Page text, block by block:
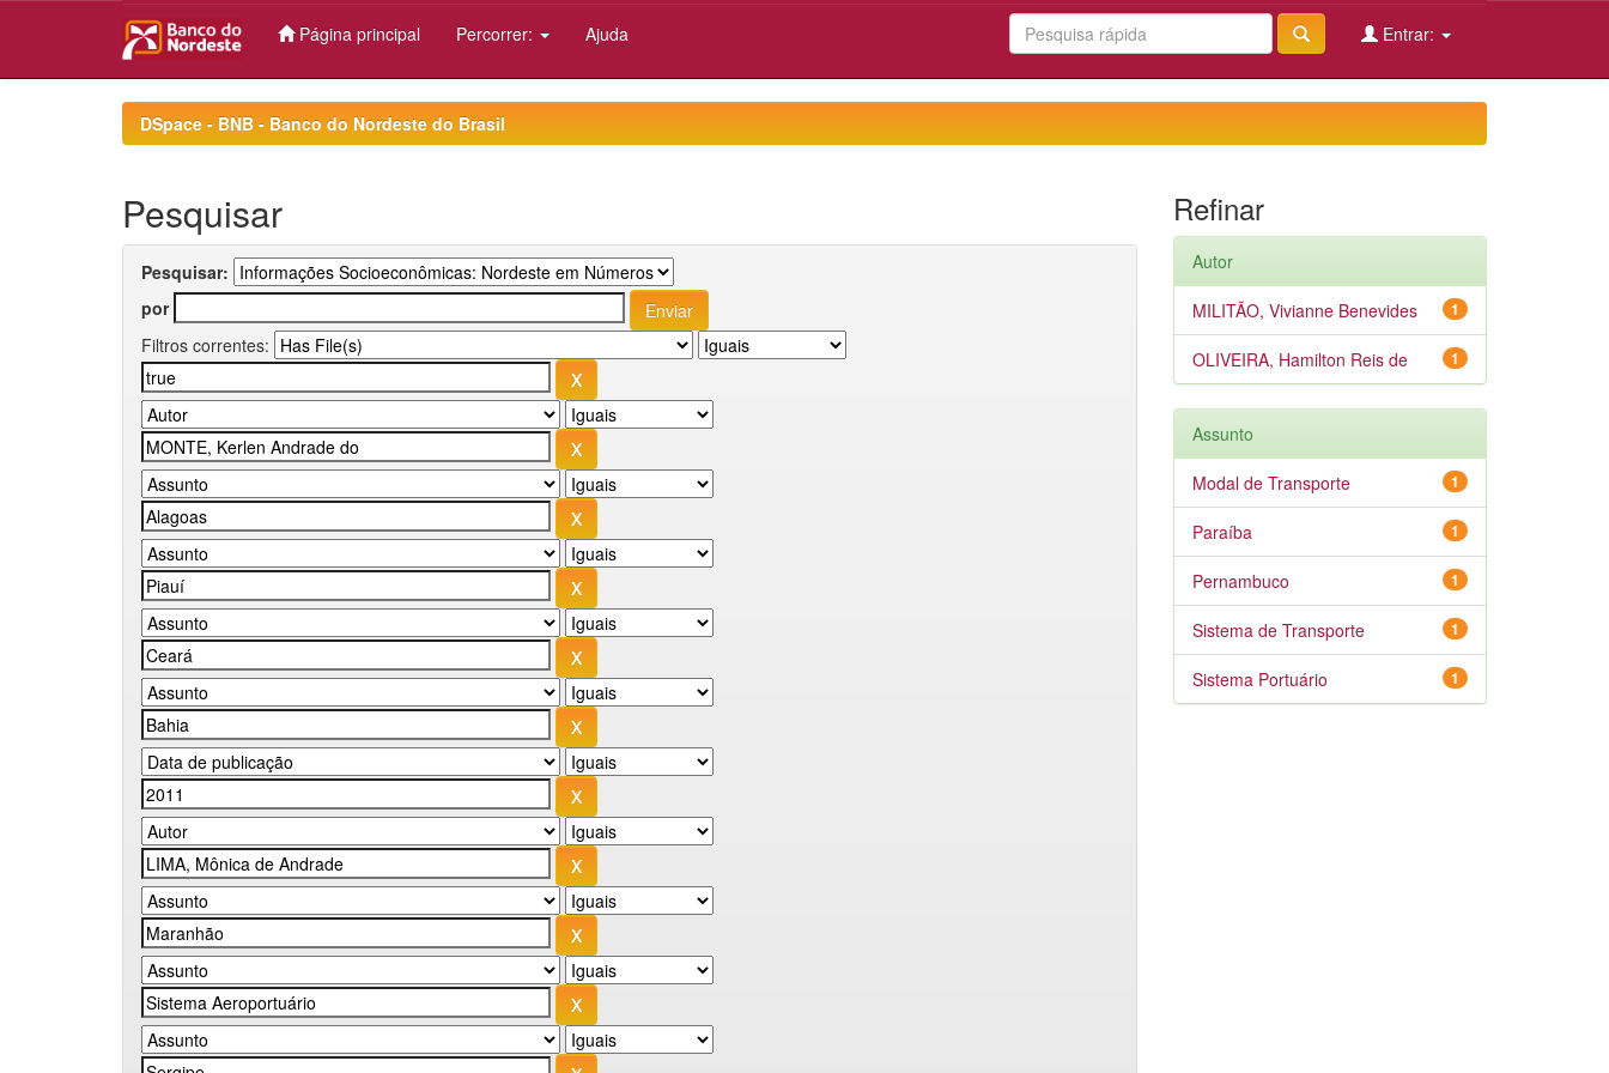
Página principal Percorrer: Ajuda Entrar:
DSpace - BNB - Banco do Nordeste do Brasil
Pesquisar
Pesquisar:
por
Filtros correntes:
Refinar
Autor
1
MILITÃO, Vivianne Benevides
1
OLIVEIRA, Hamilton Reis de
Assunto
1
Modal de Transporte
1
Paraíba
1
Pernambuco
1
Sistema de Transporte
1
Sistema Portuário